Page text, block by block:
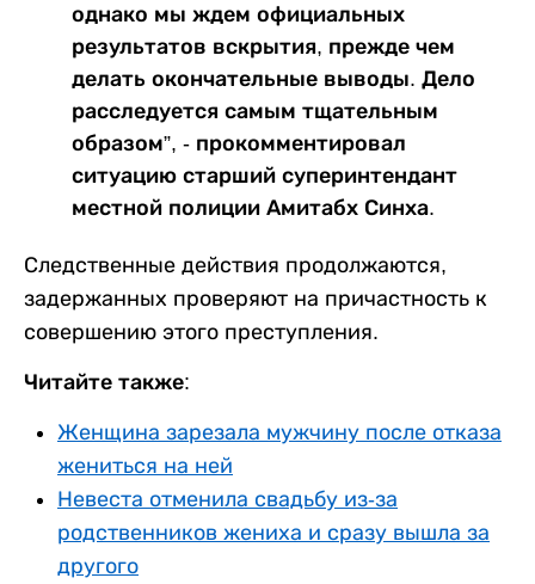
однако мы ждем официальных
результатов вскрытия, прежде чем
делать окончательные выводы. Дело
расследуется самым тщательным
образом”, - прокомментировал
ситуацию старший суперинтендант
местной полиции Амитабх Синха.
Следственные действия продолжаются,
задержанных проверяют на причастность к
совершению этого преступления.
Читайте также:
Женщина зарезала мужчину после отказа
жениться на ней
Невеста отменила свадьбу из-за
родственников жениха и сразу вышла за
другого